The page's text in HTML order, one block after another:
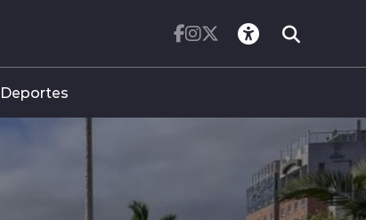
Deportes